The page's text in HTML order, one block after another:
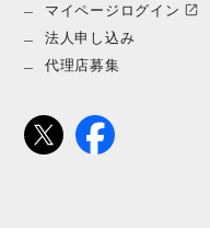
マイページログイン
法人申し込み
代理店募集